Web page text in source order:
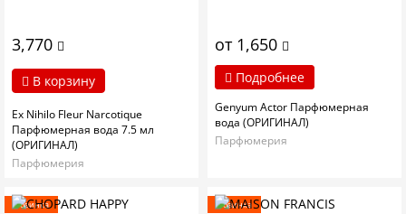
3,770
В корзину
Ex Nihilo Fleur Narcotique
Парфюмерная вода 7.5 мл
(ОРИГИНАЛ)
Парфюмерия
от 1,650
Подробнее
Genyum Actor Парфюмерная
вода (ОРИГИНАЛ)
Парфюмерия
Новинка Новинка